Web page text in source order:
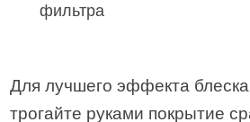
фильтра
Для лучшего эффекта
трогайте руками покрытие